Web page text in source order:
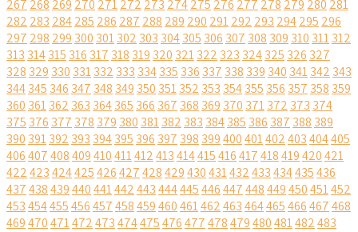
267 268 269 270 271272 273 274275 276 277 278 279 280 281
282 283 284285 286 287 288 289 290 291292 293 294295 296
297 298 299 300 301302 303 304305 306 307 308 309 310 311312
313 314315 316 317 318 319 320 321322 323 324325 326 327
328 329 330 331332 333 334335 336 337 338 339 340 341342 343
344345 346 347 348 349 350 351352 353 354355 356 357 358 359
360 361362 363 364365 366 367 368 369 370 371372 373 374
375 376 377 378 379 380 381382 383 384385 386 387 388 389
390 391392 393 394395 396 397 398 399400401402403404405
406407408409410411412413414415416417418419420421
422423424425426427428429430431432433434435436
437438439440441442443444445446447448449450451452
453454455456457458459460461462463464465466467468
469470471472473474475476477478479480481482483